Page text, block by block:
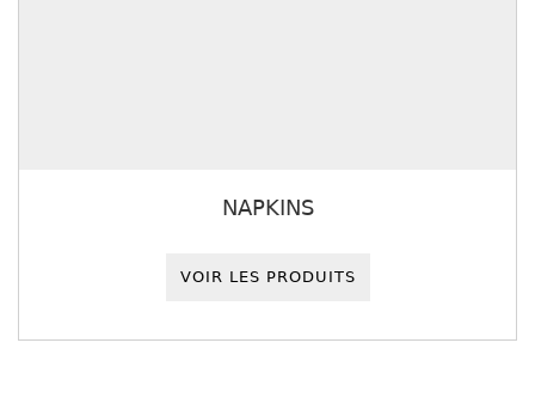
NAPKINS
VOIR LES PRODUITS